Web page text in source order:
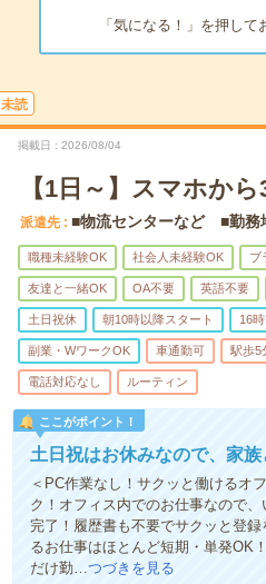
「気になる！」を押し
未読
掲載日 2026/08/04
【1日～】スマホか
派遣先 ■物流センターなど ■勤務
職種未経験OK 社会人未経験OK ブ
友達と一緒OK OA不要 英語不要
土日祝休 朝10時以降スタート 16
副業・WワークOK 車通勤可 駅歩5
電話対応なし ルーティン
ここがポイント！
土日祝はお休みなので、家
＜PC作業なし！サクッと働けるオ
ク！オフィス内でのお仕事なので
完了！履歴書も不要でサクッと登
るお仕事はほとんど短期・単発OK
だけ勤…つづきを見る